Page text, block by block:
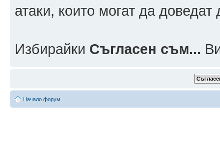
атаки, които могат да
Избирайки Съгласен съм...
Начало форум